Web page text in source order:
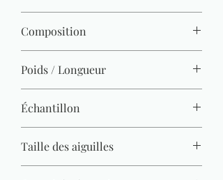
Composition
Poids / Longueur
Échantillon
Taille des aiguilles